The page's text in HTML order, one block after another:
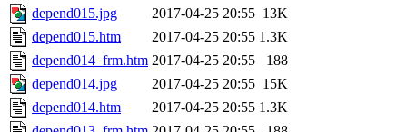
depend015.jpg
2017-04-25 20:55 13K
depend015.htm
2017-04-25 20:55 1.3K
depend014_frm.htm 2017-04-25 20:55
188
depend014.jpg
2017-04-25 20:55 15K
depend014.htm
2017-04-25 20:55 1.3K